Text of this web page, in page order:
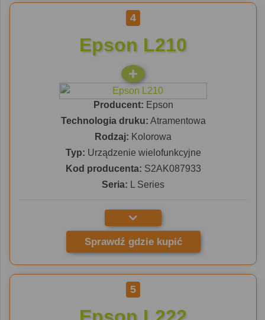
4
Epson L210
Producent: Epson
Technologia druku: Atramentowa
Rodzaj: Kolorowa
Typ: Urządzenie wielofunkcyjne
Kod producenta: S2AK087933
Seria: L Series
Sprawdź gdzie kupić
5